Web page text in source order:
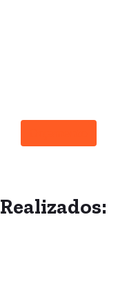
Realizados: